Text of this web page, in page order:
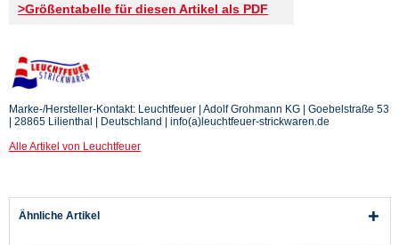
>Größentabelle für diesen Artikel als PDF
Marke-/Hersteller-Kontakt: Leuchtfeuer | Adolf Grohmann KG | Goebelstraße 53
| 28865 Lilienthal | Deutschland | info(a)leuchtfeuer-strickwaren.de
Alle Artikel von Leuchtfeuer
Ähnliche Artikel